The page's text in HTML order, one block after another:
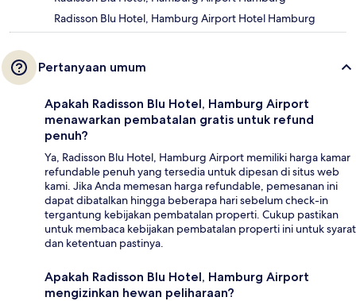
Radisson Blu Hotel, Hamburg Airport Hotel Hamburg
Pertanyaan umum
Apakah Radisson Blu Hotel, Hamburg Airport
menawarkan pembatalan gratis untuk refund
penuh?
Ya, Radisson Blu Hotel, Hamburg Airport memiliki harga kamar
refundable penuh yang tersedia untuk dipesan di situs web
kami. Jika Anda memesan harga refundable, pemesanan ini
dapat dibatalkan hingga beberapa hari sebelum check-in
tergantung kebijakan pembatalan properti. Cukup pastikan
untuk membaca kebijakan pembatalan properti ini untuk syarat
dan ketentuan pastinya.
Apakah Radisson Blu Hotel, Hamburg Airport
mengizinkan hewan peliharaan?